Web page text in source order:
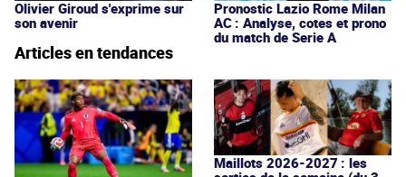
Olivier Giroud s'exprime sur
son avenir
Pronostic Lazio Rome Milan
AC : Analyse, cotes et prono
du match de Serie A
Articles en tendances
Maillots 2026-2027 : les